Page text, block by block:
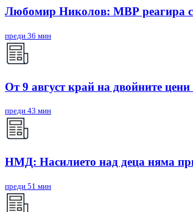
Любомир Николов: МВР реагира
преди 36 мин
От 9 август край на двойните
преди 43 мин
НМД: Насилието над деца няма
преди 51 мин